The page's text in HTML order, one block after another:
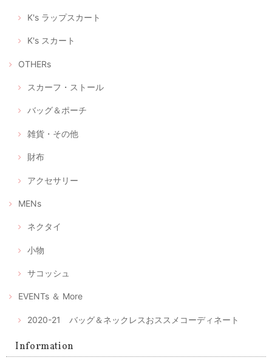
K's ラップスカート
K's スカート
OTHERs
スカーフ・ストール
バッグ＆ポーチ
雑貨・その他
財布
アクセサリー
MENs
ネクタイ
小物
サコッシュ
EVENTs ＆ More
2020-21 バッグ＆ネックレスおススメコーディネート
Information